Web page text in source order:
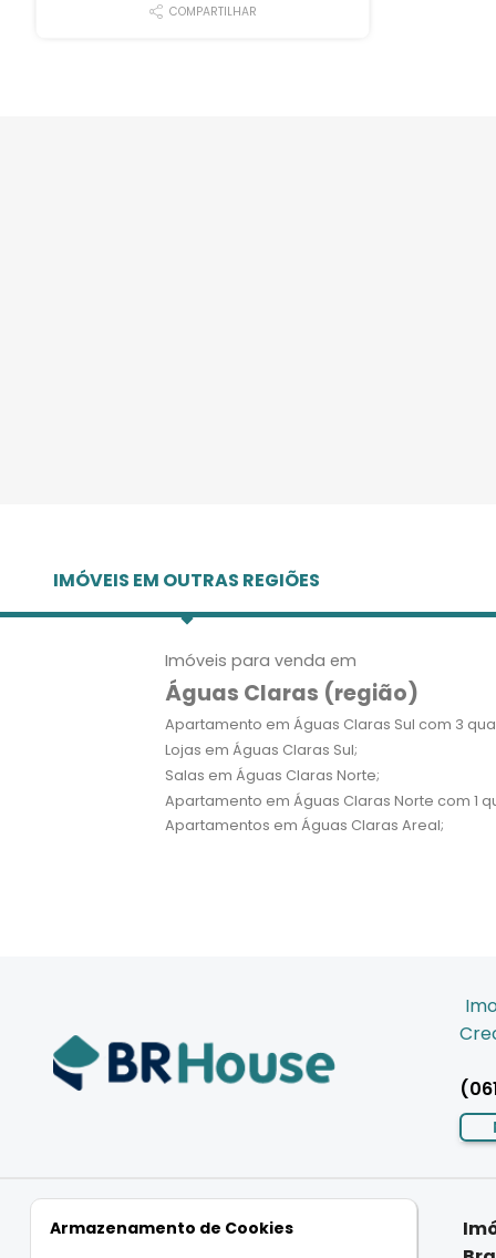
COMPARTILHAR
IMÓVEIS EM OUTRAS REGIÕES
Imóveis para venda em
Águas Claras (região)
Apartamento em Águas Claras Sul com 3
Lojas em Águas Claras Sul;
Salas em Águas Claras Norte;
Apartamento em Águas Claras Norte com 1
Apartamentos em Águas Claras Areal;
Imóveis
Imóveis
Armazenamento de Cookies